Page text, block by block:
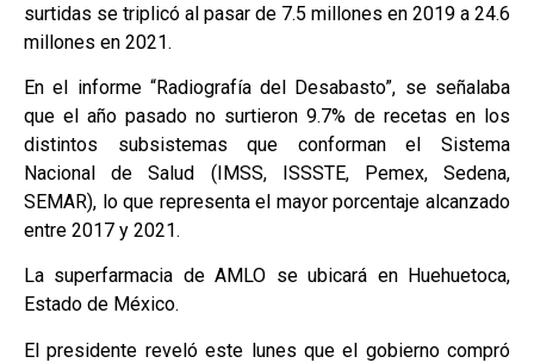
surtidas se triplicó al pasar de 7.5 millones en 2019 a 24.6
millones en 2021.
En el informe “Radiografía del Desabasto”, se señalaba
que el año pasado no surtieron 9.7% de recetas en los
distintos subsistemas que conforman el Sistema
Nacional de Salud (IMSS, ISSSTE, Pemex, Sedena,
SEMAR), lo que representa el mayor porcentaje alcanzado
entre 2017 y 2021.
La superfarmacia de AMLO se ubicará en Huehuetoca,
Estado de México.
El presidente reveló este lunes que el gobierno compró